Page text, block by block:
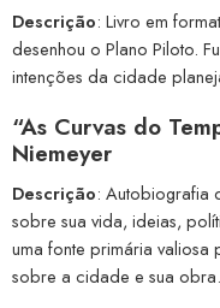
Descrição: Livro em
desenhou o Plano Piloto.
intenções da cidade
“As Curvas do
Niemeyer
Descrição: Autobiografia
sobre sua vida, ideias,
uma fonte primária valiosa
sobre a cidade e sua obra.